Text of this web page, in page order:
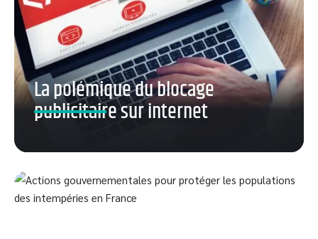
La polémique du blocage
publicitaire sur internet